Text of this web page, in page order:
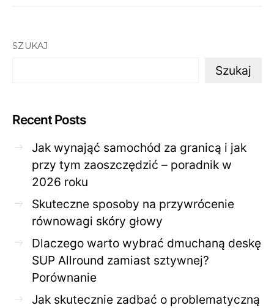
SZUKAJ
Szukaj
Recent Posts
Jak wynająć samochód za granicą i jak
przy tym zaoszczędzić – poradnik w
2026 roku
Skuteczne sposoby na przywrócenie
równowagi skóry głowy
Dlaczego warto wybrać dmuchaną deskę
SUP Allround zamiast sztywnej?
Porównanie
Jak skutecznie zadbać o problematyczną